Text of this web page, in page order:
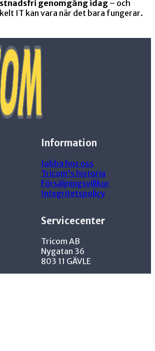
genomgång idag – och
IT kan vara när det bara fungerar.
Information
Jobba hos oss
Tricom's historia
Försäljningsvillkor
Integritetspolicy
Servicecenter
Tricom AB
Nygatan 36
803 11 GÄVLE